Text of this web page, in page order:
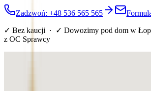
Zadzwoń: +48 536 565 565
✓ Bez kaucji · ✓ Dowozimy pod dom w
z OC Sprawcy